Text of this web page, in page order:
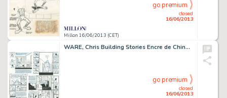
Millon 16/06/2013 (CET)
closed
16/06/2013
go premium
WARE, Chris Building Stories Encre de Chine et crayon bleu pour cette
closed
16/06/2013
go premium